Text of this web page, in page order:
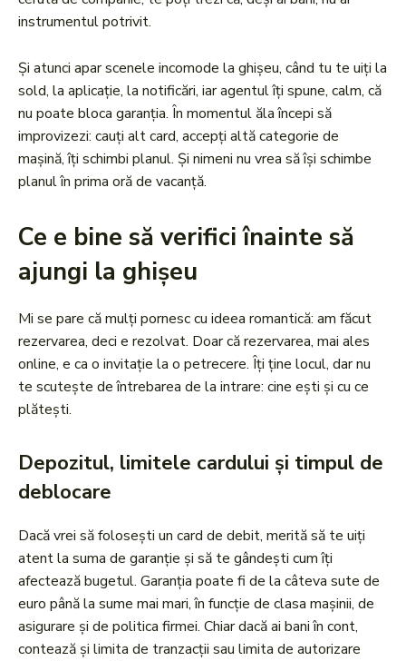
instrumentul potrivit.
Și atunci apar scenele incomode la ghișeu, când tu te uiți la
sold, la aplicație, la notificări, iar agentul îți spune, calm, că
nu poate bloca garanția. În momentul ăla începi să
improvizezi: cauți alt card, accepți altă categorie de
mașină, îți schimbi planul. Și nimeni nu vrea să își schimbe
planul în prima oră de vacanță.
Ce e bine să verifici înainte să
ajungi la ghișeu
Mi se pare că mulți pornesc cu ideea romantică: am făcut
rezervarea, deci e rezolvat. Doar că rezervarea, mai ales
online, e ca o invitație la o petrecere. Îți ține locul, dar nu
te scutește de întrebarea de la intrare: cine ești și cu ce
plătești.
Depozitul, limitele cardului și timpul de
deblocare
Dacă vrei să folosești un card de debit, merită să te uiți
atent la suma de garanție și să te gândești cum îți
afectează bugetul. Garanția poate fi de la câteva sute de
euro până la sume mai mari, în funcție de clasa mașinii, de
asigurare și de politica firmei. Chiar dacă ai bani în cont,
contează și limita de tranzacții sau limita de autorizare